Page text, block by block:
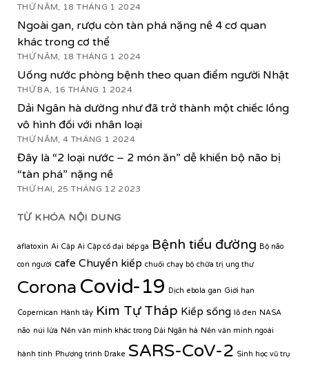
THỨ NĂM, 18 THÁNG 1 2024
Ngoài gan, rượu còn tàn phá nặng nề 4 cơ quan
khác trong cơ thể
THỨ NĂM, 18 THÁNG 1 2024
Uống nước phòng bệnh theo quan điểm người Nhật
THỨ BA, 16 THÁNG 1 2024
Dải Ngân hà dường như đã trở thành một chiếc lồng
vô hình đối với nhân loại
THỨ NĂM, 4 THÁNG 1 2024
Đây là “2 loại nước – 2 món ăn” dễ khiến bộ não bị
“tàn phá” nặng nề
THỨ HAI, 25 THÁNG 12 2023
TỪ KHÓA NỘI DUNG
aflatoxin Ai Cập Ai Cập cổ đại bếp ga Bệnh tiểu đường Bộ não
con người cafe Chuyển kiếp chuối chạy bộ chữa trị ung thư
Corona Covid-19 Dịch ebola gan Giới hạn
Copernican Hành tây Kim Tự Tháp Kiếp sống lỗ đen NASA
não núi lửa Nền văn minh khác trong Dải Ngân hà Nền văn minh ngoài
hành tinh Phương trình Drake SARS-CoV-2 Sinh học vũ trụ